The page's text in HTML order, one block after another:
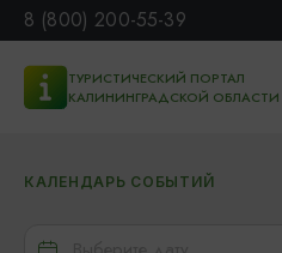
8 (800) 200-55-39
ТУРИСТИЧЕСКИЙ ПОРТАЛ
КАЛИНИНГРАДСКОЙ ОБЛАСТИ
КАЛЕНДАРЬ СОБЫТИЙ